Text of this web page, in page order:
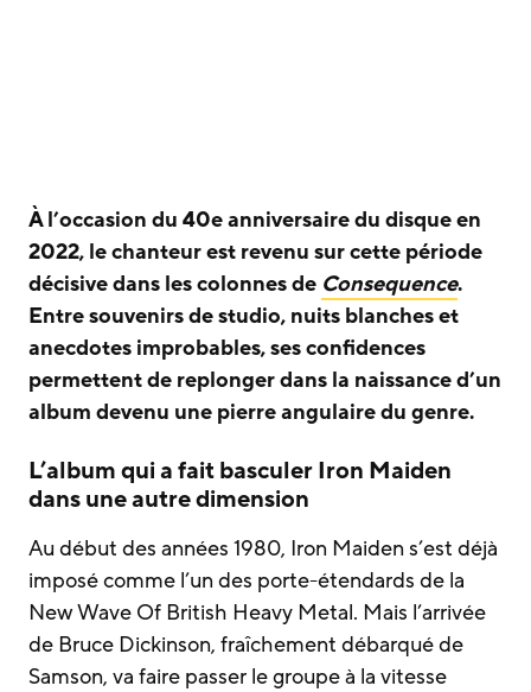
À l’occasion du 40e anniversaire du disque en
2022, le chanteur est revenu sur cette période
décisive dans les colonnes de Consequence.
Entre souvenirs de studio, nuits blanches et
anecdotes improbables, ses confidences
permettent de replonger dans la naissance d’un
album devenu une pierre angulaire du genre.
L’album qui a fait basculer Iron Maiden
dans une autre dimension
Au début des années 1980, Iron Maiden s’est déjà
imposé comme l’un des porte-étendards de la
New Wave Of British Heavy Metal. Mais l’arrivée
de Bruce Dickinson, fraîchement débarqué de
Samson, va faire passer le groupe à la vitesse